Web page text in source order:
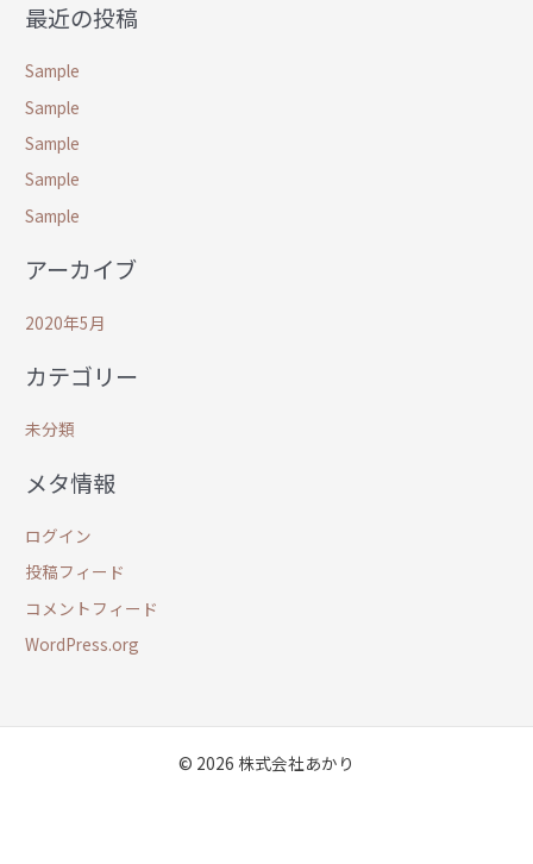
対
:
最近の投稿
Sample
Sample
Sample
Sample
Sample
アーカイブ
2020年5月
カテゴリー
未分類
メタ情報
ログイン
投稿フィード
コメントフィード
WordPress.org
© 2026 株式会社あかり